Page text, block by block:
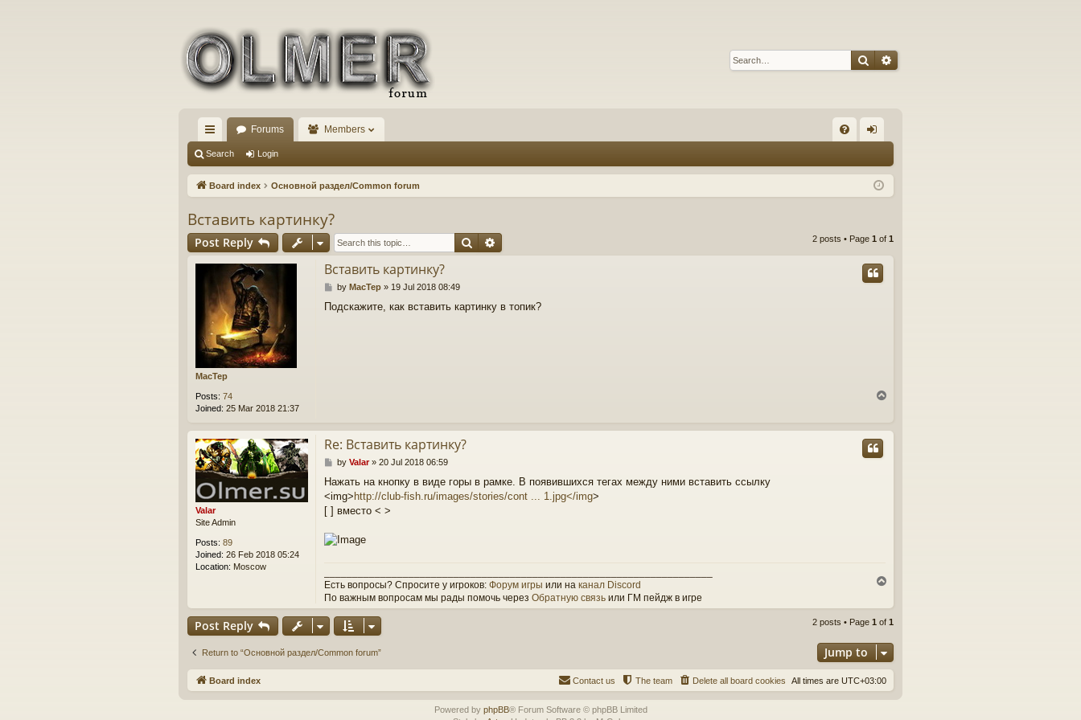
SearchAdvanced search
ui
ck
ks
Forums Members
Q in
Search Login
Board index Основной раздел/Common forum
Вставить картинку?
Post Reply Search 2 posts • Page 1 of 1
MacTep
Posts: 74
Joined: 25 Mar 2018 21:37
Вставить картинку?
P
s
by MacTep» 19 Jul 2018 08:49
Подскажите, как вставить картинку в топик?
Valar
Site Admin
Posts: 89
Joined: 26 Feb 2018 05:24
Location: Moscow
Re: Вставить картинку?
P
s
t
by Valar» 20 Jul 2018 06:59
Нажать на кнопку в виде горы в рамке. В появившихся тегах между ними вставить ссылку
<img> http://club-fish.ru/images/stories/cont ... 1.jpg</img>
[ ] вместо < >
Есть вопросы? Спросите у игроков: Форум игры или на канал Discord
По важным вопросам мы рады помочь через Обратную связь или ГМ пейдж в игре
p
Post Reply 2 posts • Page 1 of 1
Return to “Основной раздел/Common forum” Jump to
Board index All times are UTC+03:00
Delete all board cookies
The team
Contact us
Powered by phpBB® Forum Software © phpBB Limited